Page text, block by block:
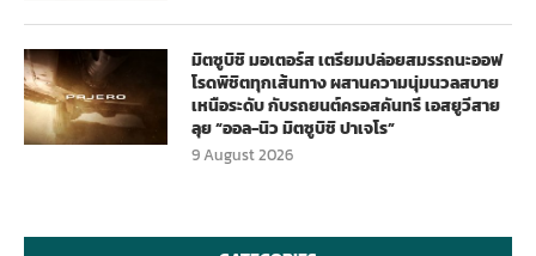
มิตซูบิชิ มอเตอร์ส เตรียมปล่อยสมรรถนะออฟ
โรดพิชิตทุกเส้นทาง ผสานความนุ่มนวลสบาย
เหนือระดับ กับรถยนต์ครอสคันทรี เอสยูวีสาย
ลุย “ออล-นิว มิตซูบิชิ ปาเจโร”
9 August 2026